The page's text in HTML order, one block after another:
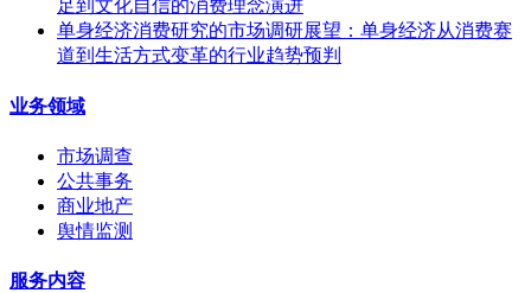
足到文化自信的消费理念演进
单身经济消费研究的市场调研展望：单身经济从消费赛
道到生活方式变革的行业趋势预判
业务领域
市场调查
公共事务
商业地产
舆情监测
服务内容